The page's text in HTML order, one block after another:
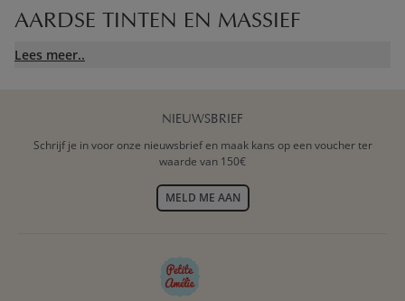
AARDSE TINTEN EN MASSIEF
HOUTEN PEUTERBED PASSEN
Wanneer je besluit een peuterbed massief hout bij Petite
inrichten. Het massief houten peuterbed vormt de basis voor
eenmaal op zoek gaat naar houten accessoires, naturelle
kleuren verf en behang kom je in een wereld waar puur en
tot een landelijke, rustgevende plek voor je kind.
Lees meer..
NIEUWSBRIEF
Schrijf je in voor onze nieuwsbrief en maak kans op een voucher ter
waarde van 150€
MELD ME AAN